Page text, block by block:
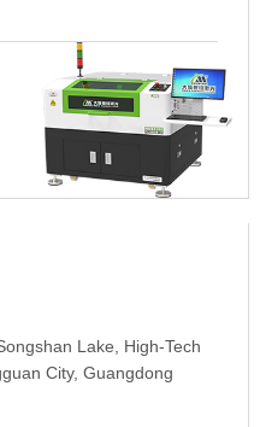
Lake, High-Tech
City, Guangdong